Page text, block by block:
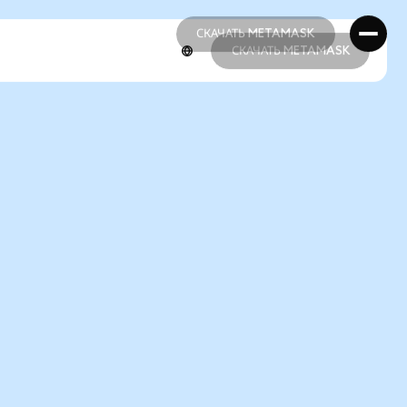
СКАЧАТЬ METAMASK
СКАЧАТЬ METAMASK
СКАЧАТЬ METAMASK